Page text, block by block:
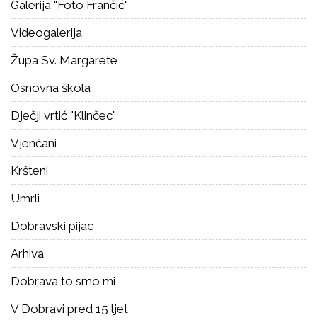
Galerija "Foto Frančić"
Videogalerija
Župa Sv. Margarete
Osnovna škola
Dječji vrtić "Klinčec"
Vjenčani
Kršteni
Umrli
Dobravski pijac
Arhiva
Dobrava to smo mi
V Dobravi pred 15 ljet